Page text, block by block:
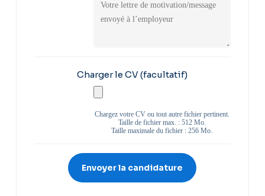
Charger le CV(facultatif)
Chargez votre CV ou tout autre fichier pertinent.
Taille de fichier max. : 512 Mo.
Taille maximale du fichier : 256 Mo.